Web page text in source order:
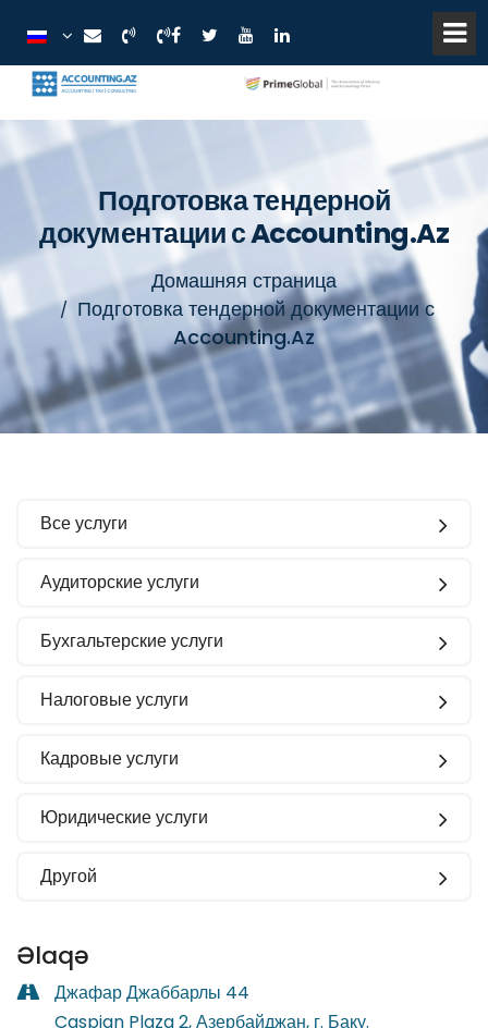
Подготовка тендерной
документации с Accounting.Az
Домашняя страница
Подготовка тендерной документации с
Accounting.Az
Все услуги
Аудиторские услуги
Бухгальтерские услуги
Налоговые услуги
Кадровые услуги
Юридические услуги
Другой
Əlaqə
Джафар Джаббарлы 44
Caspian Plaza 2, Азербайджан, г. Баку.